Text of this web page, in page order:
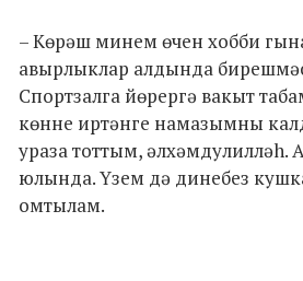
– Көрәш минем өчен хобби
авырлыклар алдында
Спортзалга йөрергә вакыт
көнне иртәнге намазымны
ураза тоттым,
юлында. Үзем дә динебез
омтылам.